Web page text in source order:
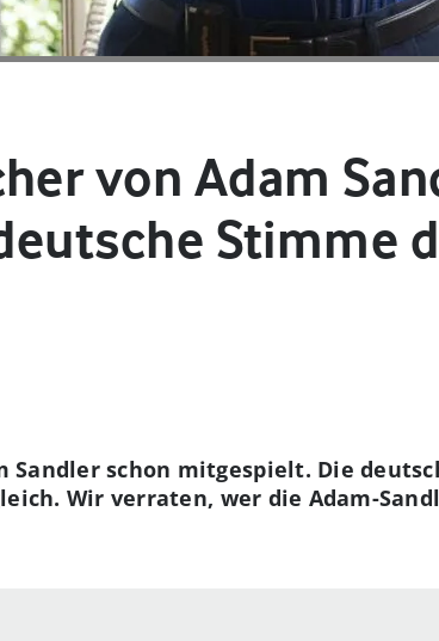
von Adam
Stimme
Sandler schon mitgespielt. Die
Wir verraten, wer die Adam-